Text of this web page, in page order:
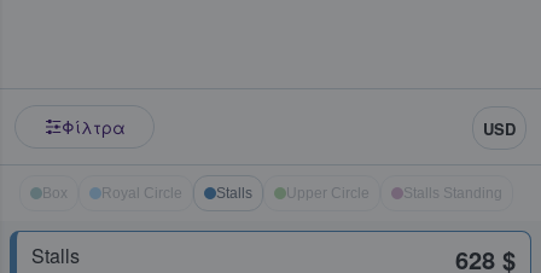
Φίλτρα USD
Box Royal Circle Stalls Upper Circle Stalls Standing
Stalls 628 $